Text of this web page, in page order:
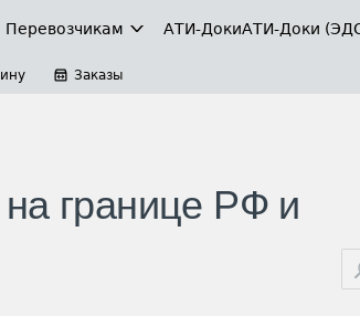
Перевозчикам АТИ-ДокиАТИ-Доки
Заказы
на границе РФ и